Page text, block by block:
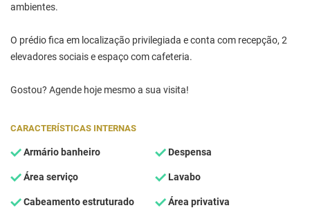
ambientes.
O prédio fica em localização privilegiada e conta com recepção, 2
elevadores sociais e espaço com cafeteria.
Gostou? Agende hoje mesmo a sua visita!
CARACTERÍSTICAS INTERNAS
Armário banheiro Despensa
Área serviço Lavabo
Cabeamento estruturado Área privativa